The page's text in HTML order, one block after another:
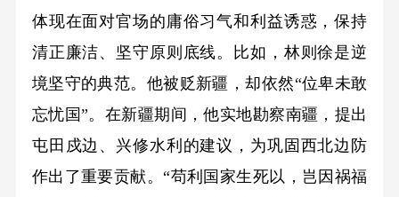
体现在面对官场的庸俗习气和利益诱惑，保持
清正廉洁、坚守原则底线。比如，林则徐是逆
境坚守的典范。他被贬新疆，却依然“位卑未敢
忘忧国”。在新疆期间，他实地勘察南疆，提出
屯田戍边、兴修水利的建议，为巩固西北边防
作出了重要贡献。“苟利国家生死以，岂因祸福